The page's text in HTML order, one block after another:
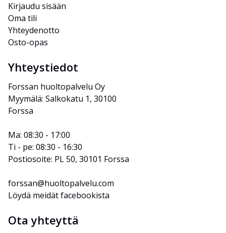
Kirjaudu sisään
Oma tili
Yhteydenotto
Osto-opas
Yhteystiedot
Forssan huoltopalvelu Oy
Myymälä: Salkokatu 1, 30100
Forssa
Ma: 08:30 - 17:00
Ti - pe: 08:30 - 16:30
Postiosoite: PL 50, 30101 Forssa
forssan@huoltopalvelu.com
Löydä meidät facebookista
Ota yhteyttä